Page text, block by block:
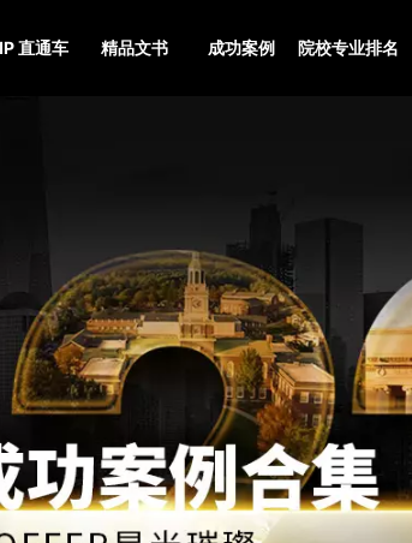
直通车 精品文书 成功案例 院校专业排名